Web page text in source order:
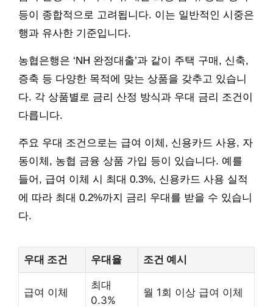
등이 종합적으로 고려됩니다. 이는 일반적인 시중은
행과 유사한 기준입니다.
농협은행은 ‘NH 완정대출’과 같이 주택 구매, 신축,
증축 등 다양한 목적에 맞는 상품을 갖추고 있습니
다. 각 상품별로 금리 산정 방식과 우대 금리 조건이
다릅니다.
주요 우대 조건으로는 급여 이체, 신용카드 사용, 자
동이체, 농협 금융 상품 가입 등이 있습니다. 예를
들어, 급여 이체 시 최대 0.3%, 신용카드 사용 실적
에 따라 최대 0.2%까지 금리 우대를 받을 수 있습니
다.
우대 조건 우대율 조건 예시
급여 이체
최대
0.3%
월 1회 이상 급여 이체